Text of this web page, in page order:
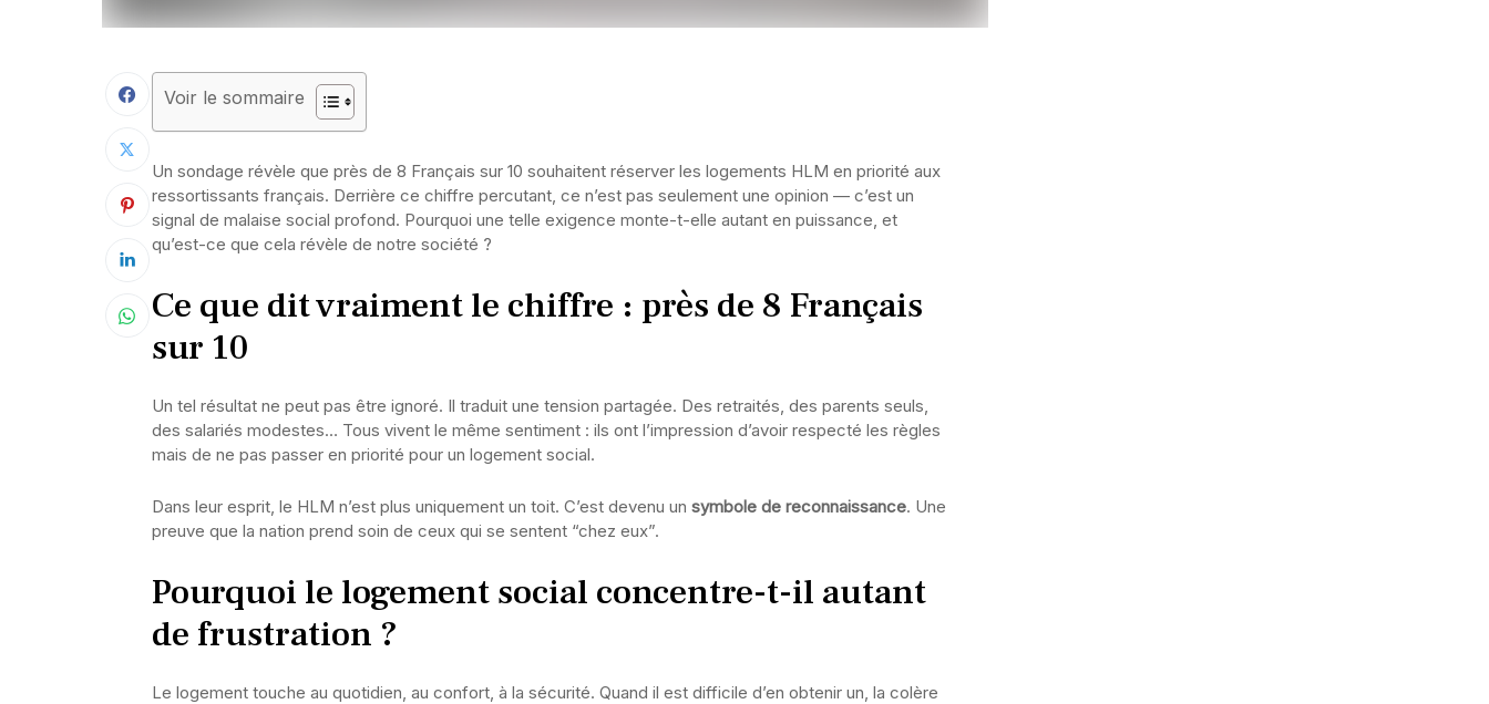
Voir le sommaire
Un sondage révèle que près de 8 Français sur 10 souhaitent réserver les logements HLM en priorité aux
ressortissants français. Derrière ce chiffre percutant, ce n’est pas seulement une opinion — c’est un
signal de malaise social profond. Pourquoi une telle exigence monte-t-elle autant en puissance, et
qu’est-ce que cela révèle de notre société ?
Ce que dit vraiment le chiffre : près de 8 Français
sur 10
Un tel résultat ne peut pas être ignoré. Il traduit une tension partagée. Des retraités, des parents seuls,
des salariés modestes… Tous vivent le même sentiment : ils ont l’impression d’avoir respecté les règles
mais de ne pas passer en priorité pour un logement social.
Dans leur esprit, le HLM n’est plus uniquement un toit. C’est devenu un symbole de reconnaissance. Une
preuve que la nation prend soin de ceux qui se sentent “chez eux”.
Pourquoi le logement social concentre-t-il autant
de frustration ?
Le logement touche au quotidien, au confort, à la sécurité. Quand il est difficile d’en obtenir un, la colère